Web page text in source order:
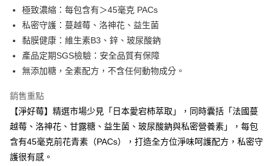
Apple Pay
街口支付
悠遊付
【關於「AFTEE先享後付」】
AFTEE先享後付是「在收到商品之後才付款」的支付方式。 讓您購物簡單
便利好安心！
即享券
極致濃縮：每包含有＞45毫克 PACs
私密守護：蔓越莓、洛神花、益生菌
黏膜健康：維生素B3、鋅、玻尿酸鈉
產品定期SGS檢驗：安全品質有保障
無添加糖，全素配方，不含任何動物成分。
銷售重點
【淨好莓】精選市場少見「日本愛宕柿萃取」，同時囊括「法國蔓
越莓、洛神花、甘露糖、益生菌、玻尿酸鈉與私密營養素」，每包
含有45毫克前花青素（PACs），打造全方位淨味呵護配方，私密守
護很有感。